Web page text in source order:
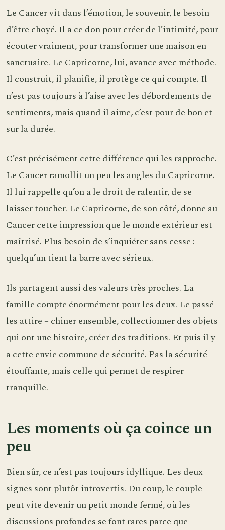
Le Cancer vit dans l’émotion, le souvenir, le besoin
d’être choyé. Il a ce don pour créer de l’intimité, pour
écouter vraiment, pour transformer une maison en
sanctuaire. Le Capricorne, lui, avance avec méthode.
Il construit, il planifie, il protège ce qui compte. Il
n’est pas toujours à l’aise avec les débordements de
sentiments, mais quand il aime, c’est pour de bon et
sur la durée.
C’est précisément cette différence qui les rapproche.
Le Cancer ramollit un peu les angles du Capricorne.
Il lui rappelle qu’on a le droit de ralentir, de se
laisser toucher. Le Capricorne, de son côté, donne au
Cancer cette impression que le monde extérieur est
maîtrisé. Plus besoin de s’inquiéter sans cesse :
quelqu’un tient la barre avec sérieux.
Ils partagent aussi des valeurs très proches. La
famille compte énormément pour les deux. Le passé
les attire – chiner ensemble, collectionner des objets
qui ont une histoire, créer des traditions. Et puis il y
a cette envie commune de sécurité. Pas la sécurité
étouffante, mais celle qui permet de respirer
tranquille.
Les moments où ça coince un
peu
Bien sûr, ce n’est pas toujours idyllique. Les deux
signes sont plutôt introvertis. Du coup, le couple
peut vite devenir un petit monde fermé, où les
discussions profondes se font rares parce que